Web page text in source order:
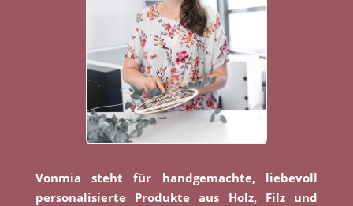
Vonmia steht für handgemachte, liebevoll
personalisierte Produkte aus Holz, Filz und